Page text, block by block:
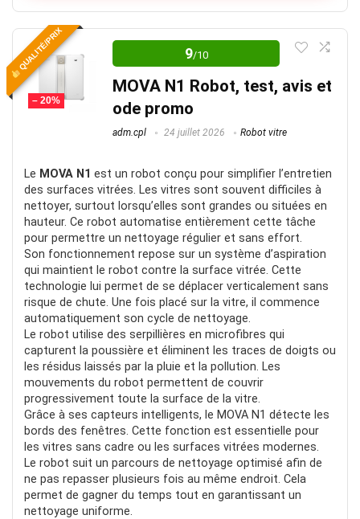
QUALITÉ/PRIX
– 20%
9/10
MOVA N1 Robot, test, avis et
ode promo
adm.cpl 24 juillet 2026 Robot vitre
Le MOVA N1 est un robot conçu pour simplifier l’entretien
des surfaces vitrées. Les vitres sont souvent difficiles à
nettoyer, surtout lorsqu’elles sont grandes ou situées en
hauteur. Ce robot automatise entièrement cette tâche
pour permettre un nettoyage régulier et sans effort.
Son fonctionnement repose sur un système d’aspiration
qui maintient le robot contre la surface vitrée. Cette
technologie lui permet de se déplacer verticalement sans
risque de chute. Une fois placé sur la vitre, il commence
automatiquement son cycle de nettoyage.
Le robot utilise des serpillières en microfibres qui
capturent la poussière et éliminent les traces de doigts ou
les résidus laissés par la pluie et la pollution. Les
mouvements du robot permettent de couvrir
progressivement toute la surface de la vitre.
Grâce à ses capteurs intelligents, le MOVA N1 détecte les
bords des fenêtres. Cette fonction est essentielle pour
les vitres sans cadre ou les surfaces vitrées modernes.
Le robot suit un parcours de nettoyage optimisé afin de
ne pas repasser plusieurs fois au même endroit. Cela
permet de gagner du temps tout en garantissant un
nettoyage uniforme.